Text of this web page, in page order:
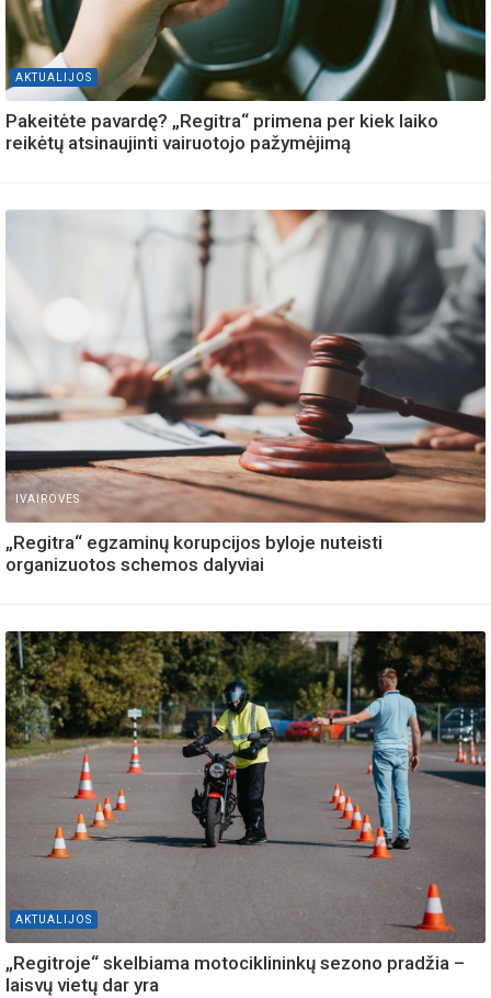
AKTUALIJOS
Pakeitėte pavardę? „Regitra“ primena per kiek laiko
reikėtų atsinaujinti vairuotojo pažymėjimą
IVAIROVES
„Regitra“ egzaminų korupcijos byloje nuteisti
organizuotos schemos dalyviai
AKTUALIJOS
„Regitroje“ skelbiama motociklininkų sezono pradžia –
laisvų vietų dar yra